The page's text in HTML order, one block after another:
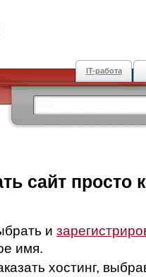
IT-работа
сайт просто
и
имя.
хостинг,